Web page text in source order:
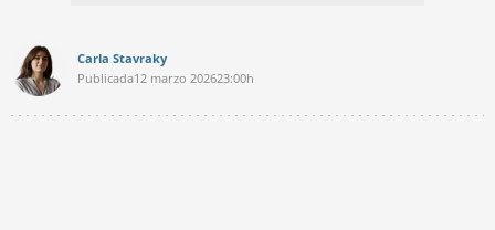
Carla Stavraky
Publicada12 marzo 202623:00h